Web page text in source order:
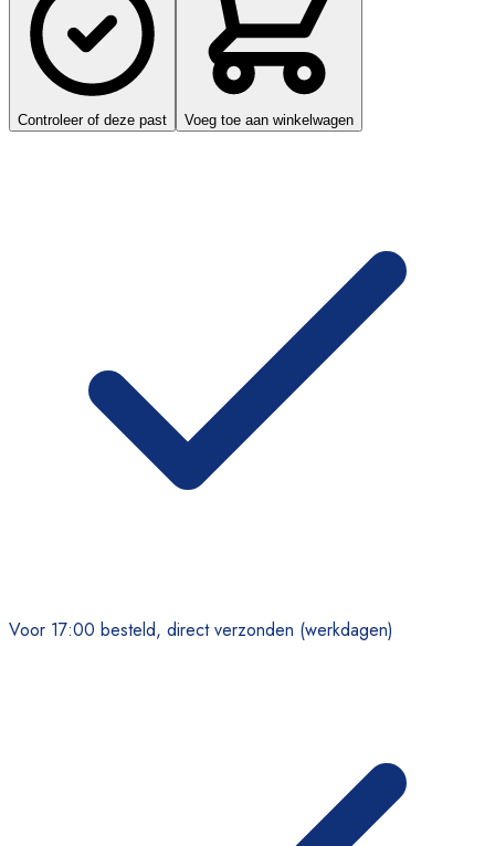
Controleer of deze past Voeg toe aan winkelwagen
Voor 17:00 besteld, direct verzonden (werkdagen)